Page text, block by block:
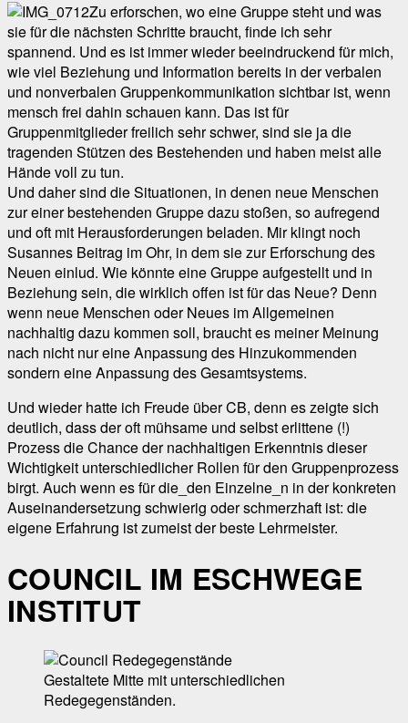
Zu erforschen, wo eine Gruppe steht und was
sie für die nächsten Schritte braucht, finde ich sehr
spannend. Und es ist immer wieder beeindruckend für mich,
wie viel Beziehung und Information bereits in der verbalen
und nonverbalen Gruppenkommunikation sichtbar ist, wenn
mensch frei dahin schauen kann. Das ist für
Gruppenmitglieder freilich sehr schwer, sind sie ja die
tragenden Stützen des Bestehenden und haben meist alle
Hände voll zu tun.
Und daher sind die Situationen, in denen neue Menschen
zur einer bestehenden Gruppe dazu stoßen, so aufregend
und oft mit Herausforderungen beladen. Mir klingt noch
Susannes Beitrag im Ohr, in dem sie zur Erforschung des
Neuen einlud. Wie könnte eine Gruppe aufgestellt und in
Beziehung sein, die wirklich offen ist für das Neue? Denn
wenn neue Menschen oder Neues im Allgemeinen
nachhaltig dazu kommen soll, braucht es meiner Meinung
nach nicht nur eine Anpassung des Hinzukommenden
sondern eine Anpassung des Gesamtsystems.
Und wieder hatte ich Freude über CB, denn es zeigte sich
deutlich, dass der oft mühsame und selbst erlittene (!)
Prozess die Chance der nachhaltigen Erkenntnis dieser
Wichtigkeit unterschiedlicher Rollen für den Gruppenprozess
birgt. Auch wenn es für die_den Einzelne_n in der konkreten
Auseinandersetzung schwierig oder schmerzhaft ist: die
eigene Erfahrung ist zumeist der beste Lehrmeister.
COUNCIL IM ESCHWEGE
INSTITUT
Gestaltete Mitte mit unterschiedlichen
Redegegenständen.